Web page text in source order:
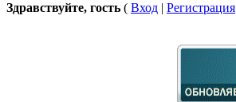
Здравствуйте, гость ( Вход | Регистрация